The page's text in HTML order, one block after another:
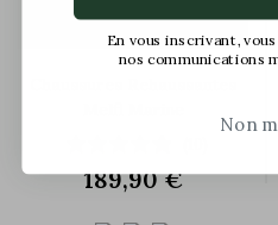
189,90 €
En vous inscrivant,
nos communications
Non